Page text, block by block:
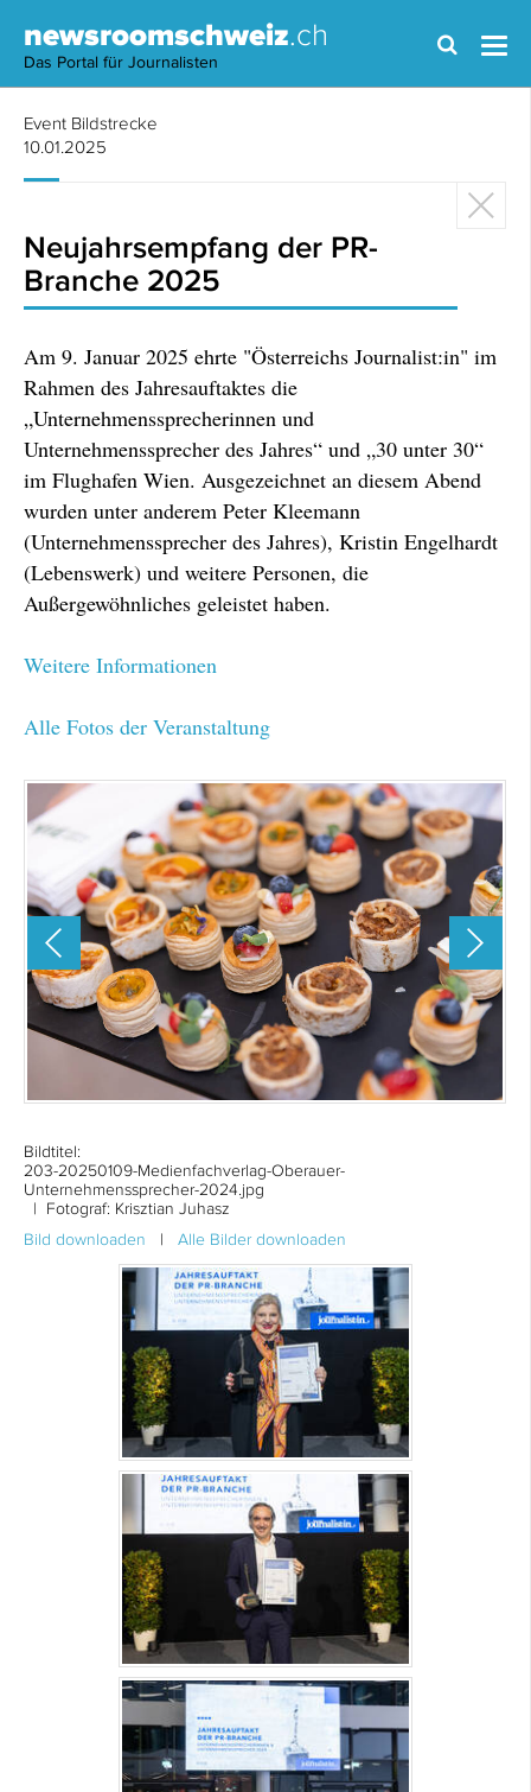
newsroomschweiz.ch
Das Portal für Journalisten
Event Bildstrecke
10.01.2025
Neujahrsempfang der PR-
Branche 2025
Am 9. Januar 2025 ehrte "Österreichs Journalist:in" im
Rahmen des Jahresauftaktes die
„Unternehmenssprecherinnen und
Unternehmenssprecher des Jahres“ und „30 unter 30“
im Flughafen Wien. Ausgezeichnet an diesem Abend
wurden unter anderem Peter Kleemann
(Unternehmenssprecher des Jahres), Kristin Engelhardt
(Lebenswerk) und weitere Personen, die
Außergewöhnliches geleistet haben.
Weitere Informationen
Alle Fotos der Veranstaltung
Bildtitel:
203-20250109-Medienfachverlag-Oberauer-
Unternehmenssprecher-2024.jpg
| Fotograf: Krisztian Juhasz
Bild downloaden
| Alle Bilder downloaden